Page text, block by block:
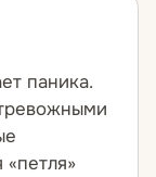
паника.